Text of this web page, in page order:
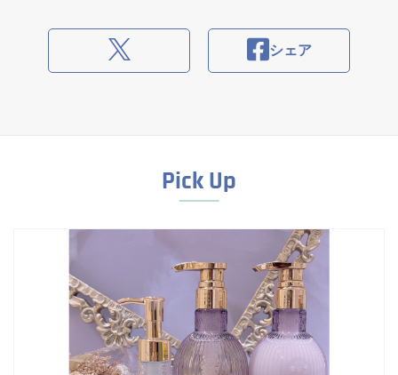
シェア
Pick Up